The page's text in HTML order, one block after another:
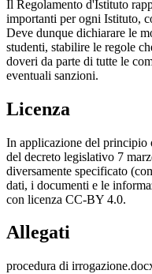
Il Regolamento d'Istituto
importanti per ogni Istituto,
Deve dunque dichiarare le
studenti, stabilire le regole
doveri da parte di tutte le
eventuali sanzioni.
Licenza
In applicazione del principio
del decreto legislativo 7
diversamente specificato
dati, i documenti e le
con licenza CC-BY 4.0.
Allegati
procedura di